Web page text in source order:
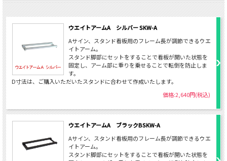
ウエイトアームA シルバー SKW-A
Aサイン、スタンド看板用のフレーム長が調節できるウエ
イトアーム。
スタンド脚部にセットをすることで看板が開いた状態を
固定し、アーム部に重りを乗せることで転倒を防止しま
す。
D寸法は、ご購入いただいたスタンドに合わせて作成いたします。
価格:2,640円(税込)
ウエイトアームA ブラックBSKW-A
Aサイン、スタンド看板用のフレーム長が調節できるウエ
イトアーム。
スタンド脚部にセットをすることで看板が開いた状態を